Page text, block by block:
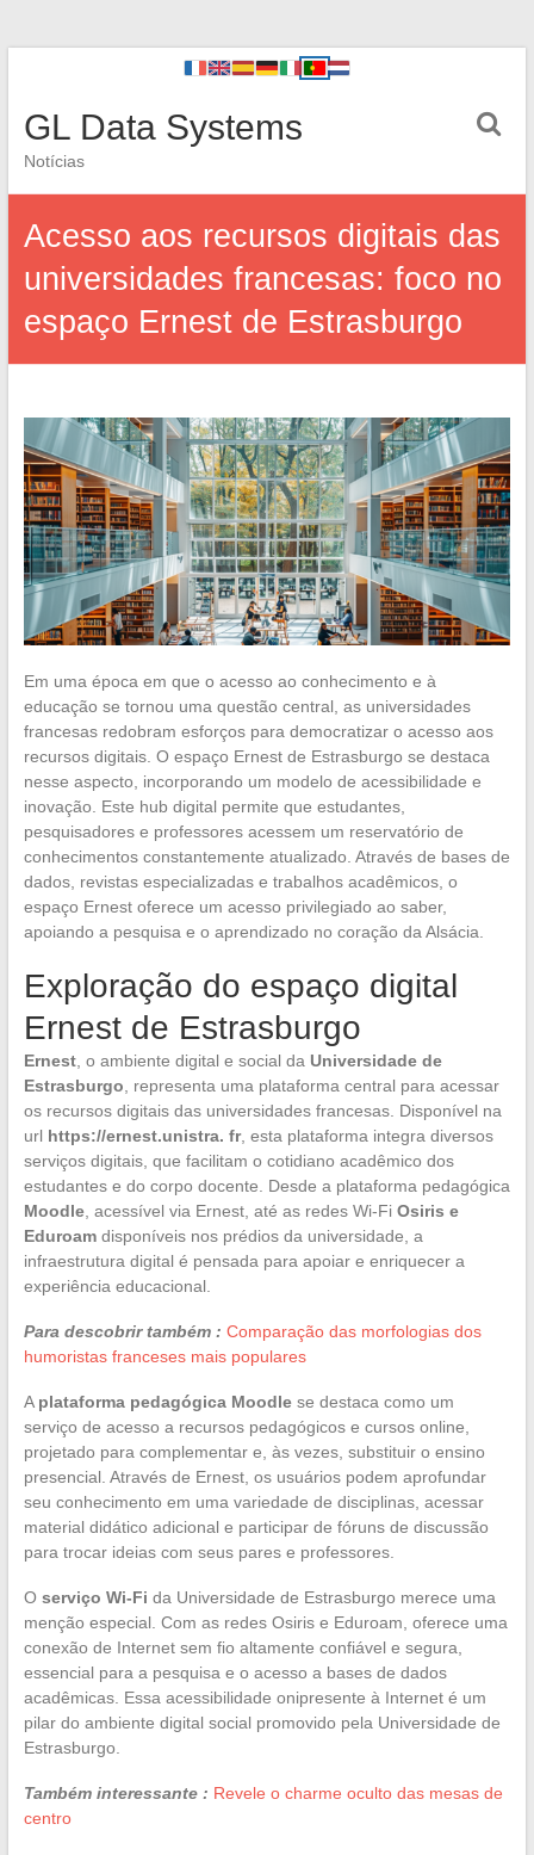
GL Data Systems
Notícias
Acesso aos recursos digitais das
universidades francesas: foco no
espaço Ernest de Estrasburgo
Em uma época em que o acesso ao conhecimento e à
educação se tornou uma questão central, as universidades
francesas redobram esforços para democratizar o acesso aos
recursos digitais. O espaço Ernest de Estrasburgo se destaca
nesse aspecto, incorporando um modelo de acessibilidade e
inovação. Este hub digital permite que estudantes,
pesquisadores e professores acessem um reservatório de
conhecimentos constantemente atualizado. Através de bases de
dados, revistas especializadas e trabalhos acadêmicos, o
espaço Ernest oferece um acesso privilegiado ao saber,
apoiando a pesquisa e o aprendizado no coração da Alsácia.
Exploração do espaço digital
Ernest de Estrasburgo
Ernest, o ambiente digital e social da Universidade de
Estrasburgo , representa uma plataforma central para acessar
os recursos digitais das universidades francesas. Disponível na
url https://ernest.unistra. fr, esta plataforma integra diversos
serviços digitais, que facilitam o cotidiano acadêmico dos
estudantes e do corpo docente. Desde a plataforma pedagógica
Moodle, acessível via Ernest, até as redes Wi-Fi Osiris e
Eduroamdisponíveis nos prédios da universidade, a
infraestrutura digital é pensada para apoiar e enriquecer a
experiência educacional.
Para descobrir também : Comparação das morfologias dos
humoristas franceses mais populares
A plataforma pedagógica Moodlese destaca como um
serviço de acesso a recursos pedagógicos e cursos online,
projetado para complementar e, às vezes, substituir o ensino
presencial. Através de Ernest, os usuários podem aprofundar
seu conhecimento em uma variedade de disciplinas, acessar
material didático adicional e participar de fóruns de discussão
para trocar ideias com seus pares e professores.
O serviço Wi-Fi da Universidade de Estrasburgo merece uma
menção especial. Com as redes Osiris e Eduroam, oferece uma
conexão de Internet sem fio altamente confiável e segura,
essencial para a pesquisa e o acesso a bases de dados
acadêmicas. Essa acessibilidade onipresente à Internet é um
pilar do ambiente digital social promovido pela Universidade de
Estrasburgo.
Também interessante : Revele o charme oculto das mesas de
centro